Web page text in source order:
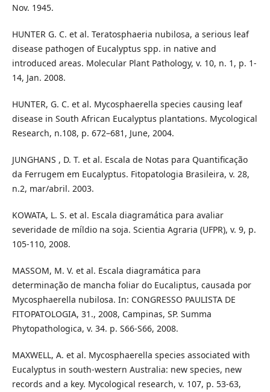
Nov. 1945.
HUNTER G. C. et al. Teratosphaeria nubilosa, a serious leaf
disease pathogen of Eucalyptus spp. in native and
introduced areas. Molecular Plant Pathology, v. 10, n. 1, p. 1-
14, Jan. 2008.
HUNTER, G. C. et al. Mycosphaerella species causing leaf
disease in South African Eucalyptus plantations. Mycological
Research, n.108, p. 672–681, June, 2004.
JUNGHANS , D. T. et al. Escala de Notas para Quantificação
da Ferrugem em Eucalyptus. Fitopatologia Brasileira, v. 28,
n.2, mar/abril. 2003.
KOWATA, L. S. et al. Escala diagramática para avaliar
severidade de míldio na soja. Scientia Agraria (UFPR), v. 9, p.
105-110, 2008.
MASSOM, M. V. et al. Escala diagramática para
determinação de mancha foliar do Eucaliptus, causada por
Mycosphaerella nubilosa. In: CONGRESSO PAULISTA DE
FITOPATOLOGIA, 31., 2008, Campinas, SP. Summa
Phytopathologica, v. 34. p. S66-S66, 2008.
MAXWELL, A. et al. Mycosphaerella species associated with
Eucalyptus in south-western Australia: new species, new
records and a key. Mycological research, v. 107, p. 53-63,